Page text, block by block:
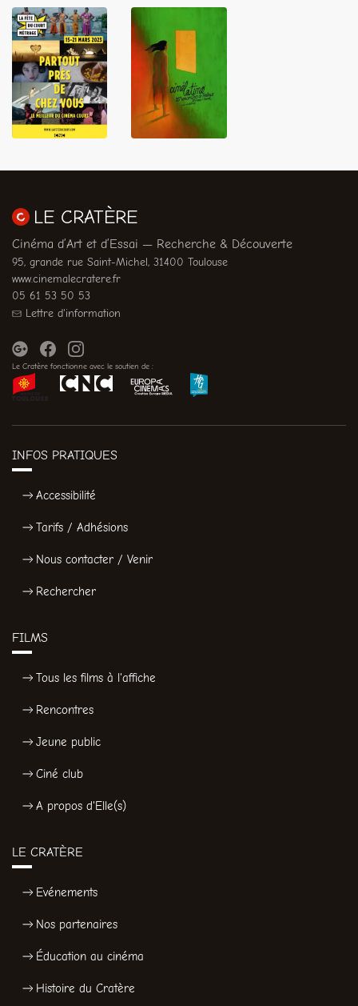
LIRE
LIRE
LE CRATÈRE
Cinéma d’Art et d’Essai — Recherche & Découverte
95, grande rue Saint-Michel, 31400 Toulouse
www.cinemalecratere.fr
05 61 53 50 53
Lettre d'information
Le Cratère fonctionne avec le soutien de :
INFOS PRATIQUES
Accessibilité
Tarifs / Adhésions
Nous contacter / Venir
Rechercher
FILMS
Tous les films à l'affiche
Rencontres
Jeune public
Ciné club
A propos d'Elle(s)
LE CRATÈRE
Evénements
Nos partenaires
Éducation au cinéma
Histoire du Cratère